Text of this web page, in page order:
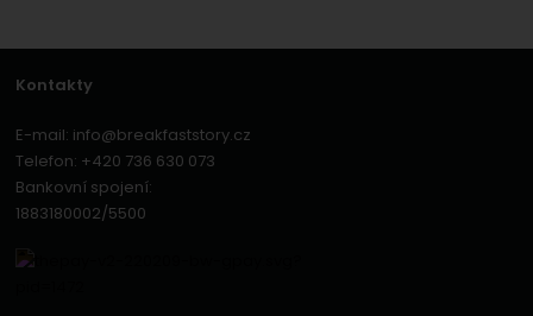
Kontakty
E-mail: info@breakfaststory.cz
Telefon: +420 736 630 073
Bankovní spojení:
1883180002/5500